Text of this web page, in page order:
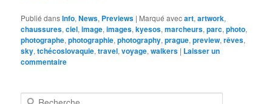
Publié dansInfo,News, Previews | Marqué avecart,artwork,
chaussures,ciel,image,images,kyesos,marcheurs,parc,photo,
photographe,photographie,photography,prague,preview,rêves,
sky,tchécoslovaquie,travel,voyage,walkers | Laisser un
commentaire